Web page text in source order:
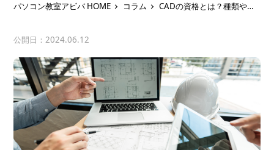
パソコン教室アビバ HOME コラム CADの資格とは？種類や職
業別の活用方法について
公開日：2024.06.12